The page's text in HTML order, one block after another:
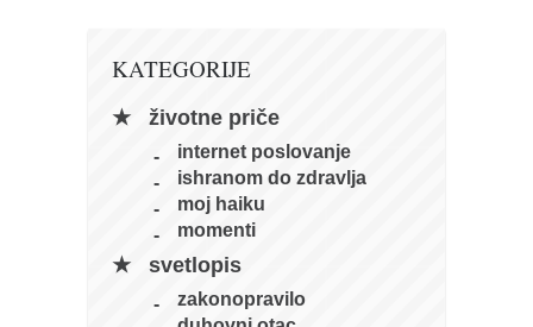
KATEGORIJE
životne priče
internet poslovanje
ishranom do zdravlja
moj haiku
momenti
svetlopis
zakonopravilo